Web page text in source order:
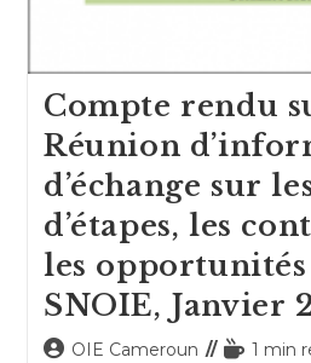
Compte rendu
Réunion
d’échange sur
d’étapes, les
les
SNOIE, Janvier
Auteur/autrice
OIE Cameroun
Temps
1 min